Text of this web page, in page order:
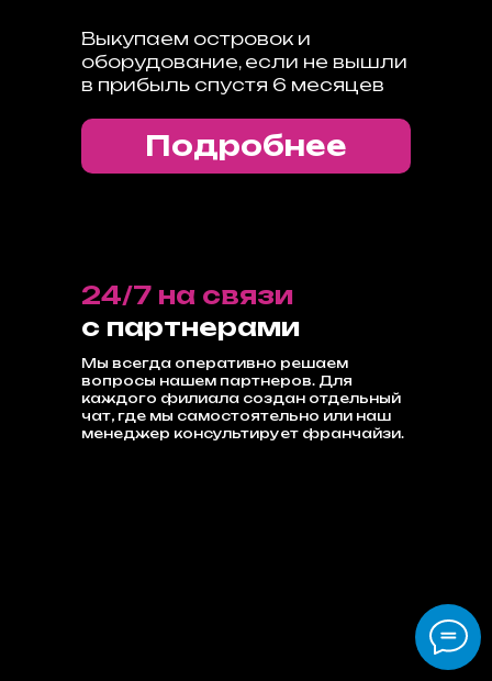
Выкупаем островок и
оборудование, если не вышли
в прибыль спустя 6 месяцев
Подробнее
24/7 на связи
с партнерами
Мы всегда оперативно решаем
вопросы нашем партнеров. Для
каждого филиала создан отдельный
чат, где мы самостоятельно или наш
менеджер консультирует франчайзи.